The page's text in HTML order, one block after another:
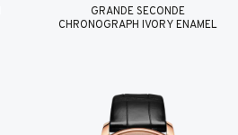
GRANDE SECONDE
CHRONOGRAPH IVORY ENAMEL